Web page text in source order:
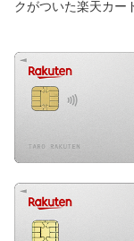
クがついた楽天カー